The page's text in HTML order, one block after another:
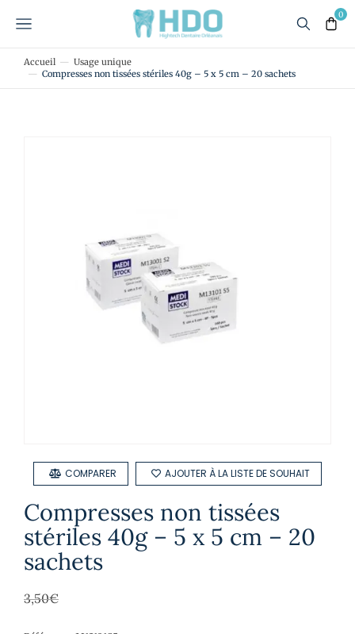
Vous êtes ici :
Accueil
Usage unique
Compresses non tissées stériles 40g – 5 x 5 cm – 20 sachets
AJOUTER À LA LISTE DE SOUHAIT
COMPARER
Compresses non tissées
stériles 40g – 5 x 5 cm – 20
sachets
3,50€